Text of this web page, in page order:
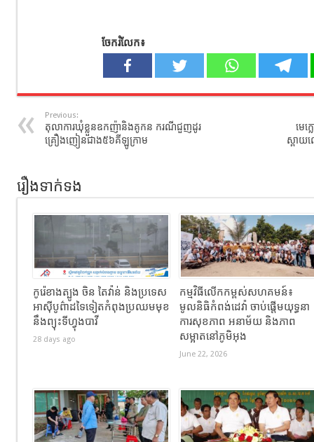
ចែករំលែក៖
Previous:
តុលាការ​ឃុំ​ខ្លួន​ឧកញ៉ា​និង​គូកន​ ករណី​ជួញដូរ​
គ្រឿងញៀន​ជាង​៥៦​គីឡូក្រាម​
មេក្
ស្ពាយ​
រឿងទាក់ទង
កូរ៉េខាងត្បូង ចិន តៃវ៉ាន់ និងប្រទេស
អាស៊ីបូព៌ាដទៃទៀតកំពុងប្រឈមមុខ
នឹងព្យុះទីហ្វុងបាវី
28 days ago
កម្មវិធីលើកកម្ពស់សហគមន៍៖
មូលនិធិកំពង់ដេវ៉ា ចាប់ផ្តើមយុទ្ធនា
ការសុខភាព អនាម័យ និងភាព
សម្អាតនៅភូមិអុង
June 22, 2026